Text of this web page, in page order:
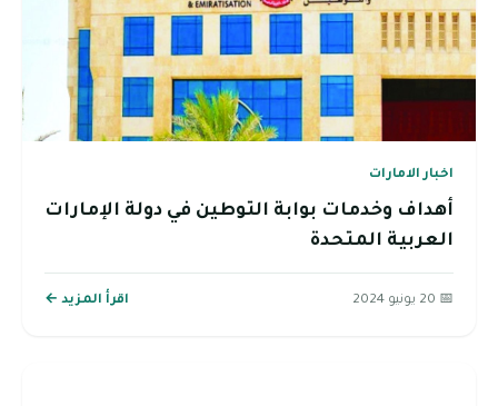
اخبار الامارات
أهداف وخدمات بوابة التوطين في دولة الإمارات
العربية المتحدة
📅 20 يونيو 2024 اقرأ المزيد ←